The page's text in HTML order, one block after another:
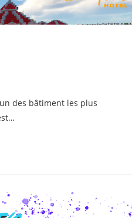
des bâtiment les plus